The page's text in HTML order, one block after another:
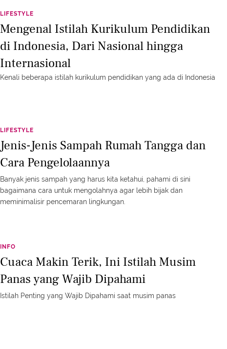
LIFESTYLE
Mengenal Istilah Kurikulum Pendidikan
di Indonesia, Dari Nasional hingga
Internasional
Kenali beberapa istilah kurikulum pendidikan yang ada di Indonesia
LIFESTYLE
Jenis-Jenis Sampah Rumah Tangga dan
Cara Pengelolaannya
Banyak jenis sampah yang harus kita ketahui, pahami di sini
bagaimana cara untuk mengolahnya agar lebih bijak dan
meminimalisir pencemaran lingkungan.
INFO
Cuaca Makin Terik, Ini Istilah Musim
Panas yang Wajib Dipahami
Istilah Penting yang Wajib Dipahami saat musim panas